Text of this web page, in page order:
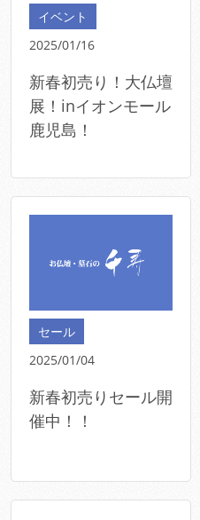
イベント
2025/01/16
新春初売り！大仏壇
展！inイオンモール
鹿児島！
セール
2025/01/04
新春初売りセール開
催中！！